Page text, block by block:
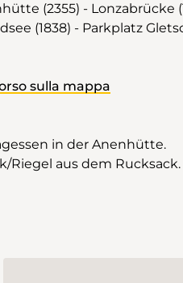
(2355) - Lonzabrücke
(1838) - Parkplatz
sulla mappa
in der Anenhütte.
Riegel aus dem Rucksack.